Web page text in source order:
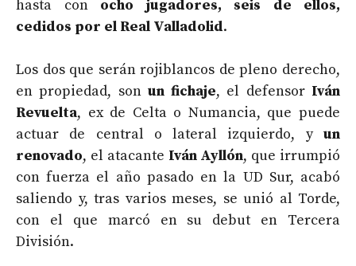
hasta con ocho jugadores, seis de ellos,
cedidos por el Real Valladolid.
Los dos que serán rojiblancos de pleno derecho,
en propiedad, son un fichaje, el defensor Iván
Revuelta, ex de Celta o Numancia, que puede
actuar de central o lateral izquierdo, y un
renovado, el atacante Iván Ayllón, que irrumpió
con fuerza el año pasado en la UD Sur, acabó
saliendo y, tras varios meses, se unió al Torde,
con el que marcó en su debut en Tercera
División.